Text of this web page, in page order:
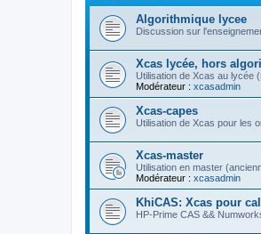
Algorithmique lycee
Discussion sur
Xcas lycée, hors
Utilisation de Xcas au lycée
Modérateur : xcasadmin
Xcas-capes
Utilisation de Xcas pour les
Xcas-master
Utilisation en master
Modérateur : xcasadmin
KhiCAS: Xcas pour
HP-Prime CAS &&